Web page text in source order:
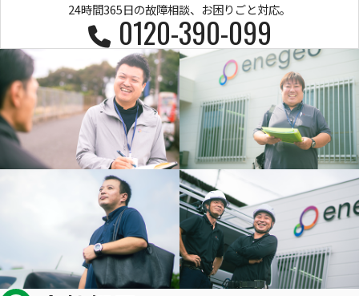
24時間365日の故障相談、お困りごと対応。
0120-390-099